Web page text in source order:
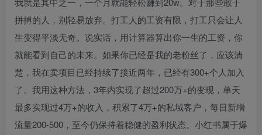
拼搏的人，别轻易放弃。打工人的工资有限，打工只会让人
生变得平淡无奇。说实话，用计算器算出你一生的工资，你
就能看到自己的未来。如果你已经是我的老粉丝了，应该清
楚，我在卖项目已经持续了接近两年，已经有300+个人加入
了。我用这种方法，3年内实现了超过200万+的变现，单天
最多实现过4万+的收入，积累了4万+的私域客户，每日新增
流量200-500，至今仍保持着稳健的盈利状态。小红书属于爆